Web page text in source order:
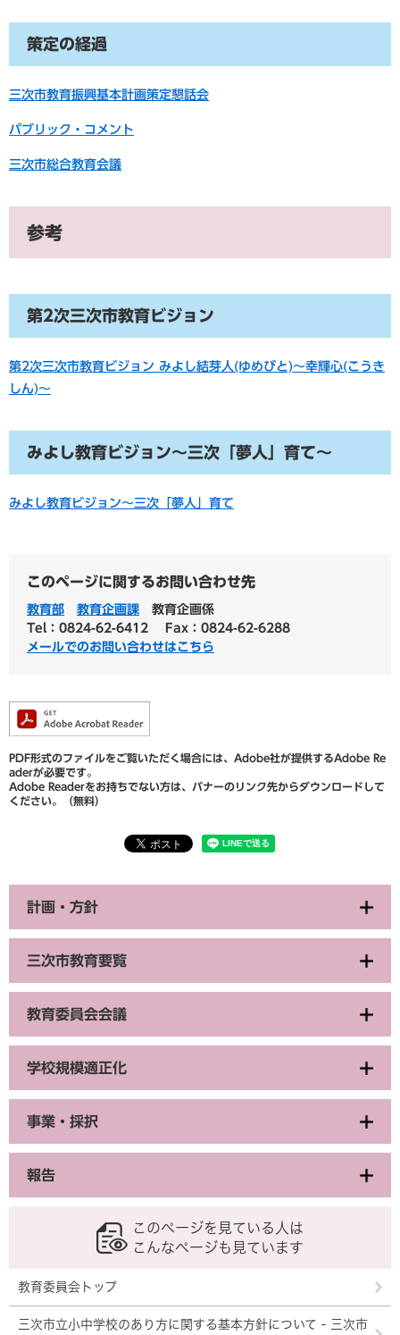
策定の経過
三次市教育振興基本計画策定懇話会
パブリック・コメント
三次市総合教育会議
参考
第2次三次市教育ビジョン
第2次三次市教育ビジョン みよし結芽人(ゆめびと)～幸輝心(こうき
しん)～
みよし教育ビジョン～三次「夢人」育て～
みよし教育ビジョン～三次「夢人」育て
このページに関するお問い合わせ先
教育部 教育企画課
教育企画係
Tel：0824-62-6412
Fax：0824-62-6288
メールでのお問い合わせはこちら
PDF形式のファイルをご覧いただく場合には、Adobe社が提供するAdobe Re
aderが必要です。
Adobe Readerをお持ちでない方は、バナーのリンク先からダウンロードして
ください。（無料）
計画・方針
三次市教育要覧
教育委員会会議
学校規模適正化
事業・採択
報告
このページを見ている人は
こんなページも見ています
教育委員会トップ
三次市立小中学校のあり方に関する基本方針について - 三次市